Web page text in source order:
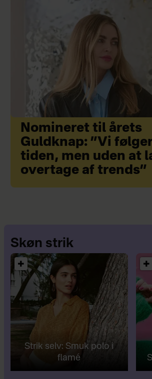
Nomineret til årets
Guldknap: ”Vi
tiden, men uden at
overtage af trends”
Skøn strik
Strik selv: Smuk polo i
flamé